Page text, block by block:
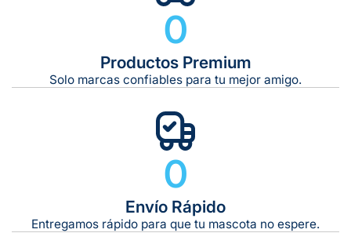
0
Productos Premium
Solo marcas confiables para tu mejor amigo.
0
Envío Rápido
Entregamos rápido para que tu mascota no espere.